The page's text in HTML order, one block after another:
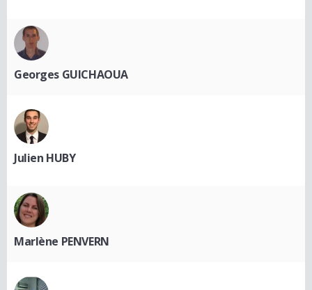
Georges GUICHAOUA
Julien HUBY
Marlène PENVERN